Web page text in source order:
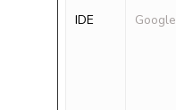
IDE Google